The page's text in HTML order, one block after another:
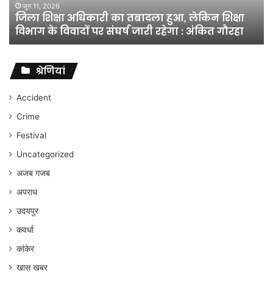
शिक्षा
विभाग
विवादों
संघर्ष
जारी
रहेगा
अंकित
गौरहा
जून 11, 2026
जिला शिक्षा अधिकारी का तबादला हुआ, लेकिन शिक्षा
विभाग के विवादों पर संघर्ष जारी रहेगा : अंकित गौरहा
श्रेणियां
Accident
Crime
Festival
Uncategorized
अजब गजब
अपराध
उदयपुर
कवर्धा
कांकेर
खास खबर